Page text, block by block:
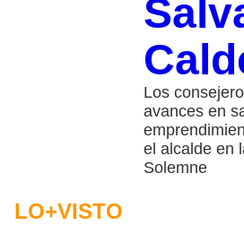
Los
avances en
el alcalde en
Solemne
LO+VISTO